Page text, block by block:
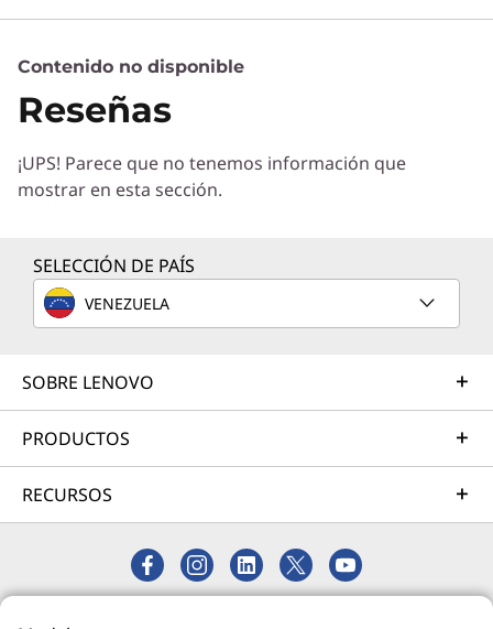
Servicios de Soluciones
Diseñe la mejor estrategia para su empresa.
correcta para sus exclusivas necesidades
empresariales.
Servicios de Implementación
ayudaremos a simplificar la implementación de nuevas
Más información
Servicios de Asistencia
Proteja su inversión en TI. Nuestros expertos están
Contenido no disponible
Reseñas
¡UPS! Parece que no tenemos información que
mostrar en esta sección.
SELECCIÓN DE PAÍS
VENEZUELA
SOBRE LENOVO
PRODUCTOS
RECURSOS